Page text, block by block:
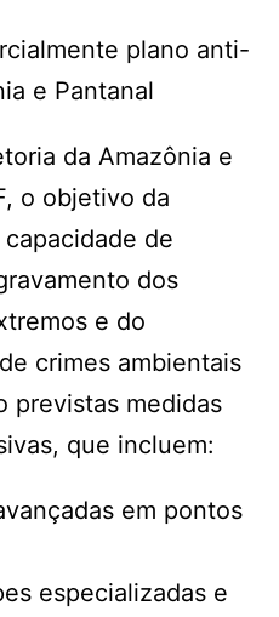
plano anti-
e Pantanal
da Amazônia e
o objetivo da
de
dos
e do
crimes ambientais
previstas medidas
que incluem:
em pontos
especializadas e